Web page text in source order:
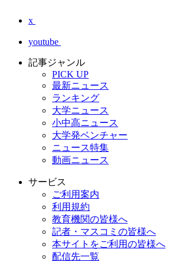
x
youtube
記事ジャンル
PICK UP
最新ニュース
ランキング
大学ニュース
小中高ニュース
大学発ベンチャー
ニュース特集
動画ニュース
サービス
ご利用案内
利用規約
教育機関の皆様へ
記者・マスコミの皆様へ
本サイトをご利用の皆様へ
配信先一覧